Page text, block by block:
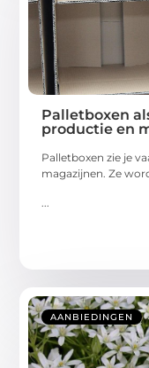
Palletboxen
productie en
Palletboxen zie je
magazijnen. Ze
AANBIEDINGEN